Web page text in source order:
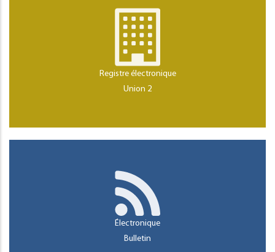
Registre électronique
Union 2
Électronique
Bulletin